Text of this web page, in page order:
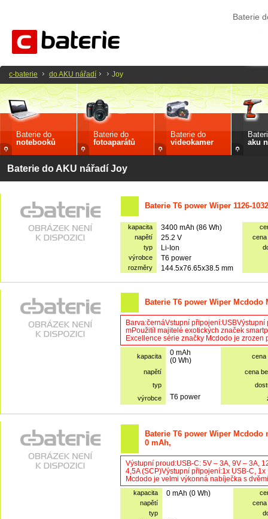
Baterie
Baterie do
notebooků
Baterie do
fotoaparátů
Baterie do
videokamer
aku
Baterie do AKU nářadí Joy
Baterie T6 power Wiper 1126-
kapacita 3400 mAh (86 Wh)
napětí
25.2 V
cena
typ
Li-Ion
výrobce
T6 power
rozměry 144.5x76.65x38.5 mm
Baterie T6 power Wiper
Barva:černáVstupní
mPoužitíI majitelé exotických značek
Excellence série značky Mcdodo je
kapacita
0 mAh
(0 Wh)
cena
napětí
cena
typ
výrobce
T6 power
Baterie T6 power Wiper Mcdodo
0 mAh,
Výstupní proud:USB-C: 5V – 3A, 9V – 3A,
4,5A (SCP)Výstupní připojení:1x USB-C,
Mcdodo je velmi výkonná nabíječka s
kapacita 0 mAh (0 Wh)
napětí
cena
typ
c-baterie do AKU nářadí Joy